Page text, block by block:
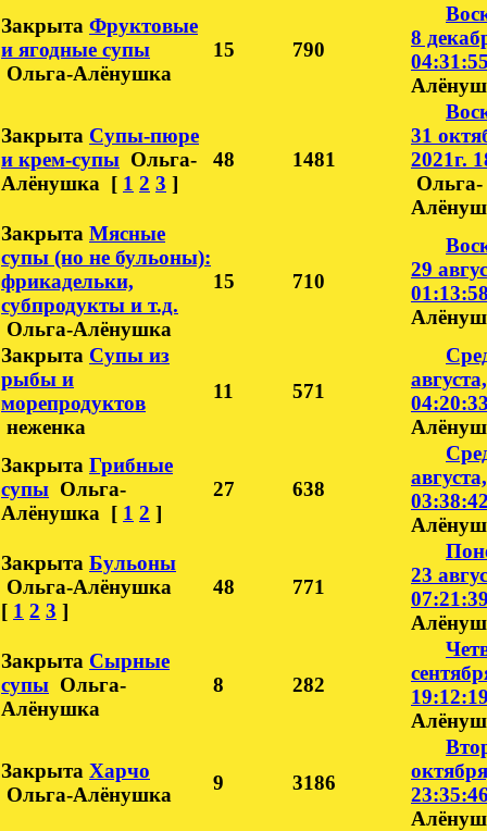
Закрыта Фруктовые
и ягодные супы
Ольга-Алёнушка
15 790
8
Закрыта Супы-пюре
и крем-супы Ольга-
Алёнушка [ 1 2 3 ]
48 1481
31
2021г.
Ольга-
Закрыта Мясные
супы (но не бульоны):
фрикадельки,
субпродукты и т.д.
Ольга-Алёнушка
15 710
29
Закрыта Супы из
рыбы и
морепродуктов
неженка
11 571
Закрыта Грибные
супы Ольга-
Алёнушка [ 1 2 ]
27 638
Закрыта Бульоны
Ольга-Алёнушка
[ 1 2 3 ]
48 771
23
Закрыта Сырные
супы Ольга-
Алёнушка
8 282
Закрыта Харчо
Ольга-Алёнушка
9 3186